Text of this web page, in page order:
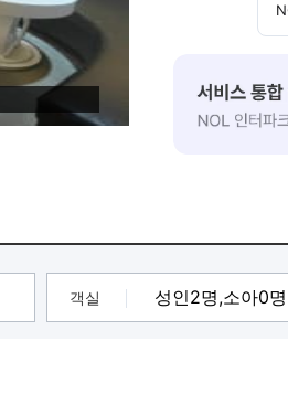
객실